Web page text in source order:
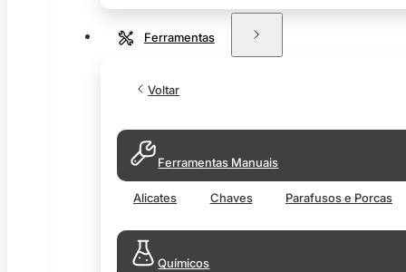
Ferramentas
Voltar
Ferramentas Manuais
Alicates Chaves Parafusos e Porcas
Químicos